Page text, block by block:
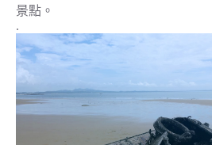
景點。
.